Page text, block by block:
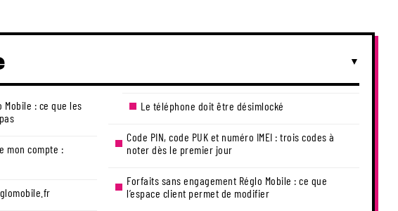
Mobile : ce que les
mon compte :
Le téléphone doit être désimlocké
Code PIN, code PUK et numéro IMEI : trois codes à
noter dès le premier jour
Forfaits sans engagement Réglo Mobile : ce que
l’espace client permet de modifier